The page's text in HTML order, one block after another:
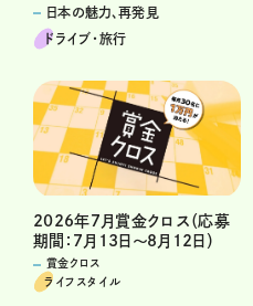
日本の魅力、再発見
ドライブ･旅行
2026年7月賞金クロス（応募
期間：7月13日～8月12日）
賞金クロス
ライフスタイル